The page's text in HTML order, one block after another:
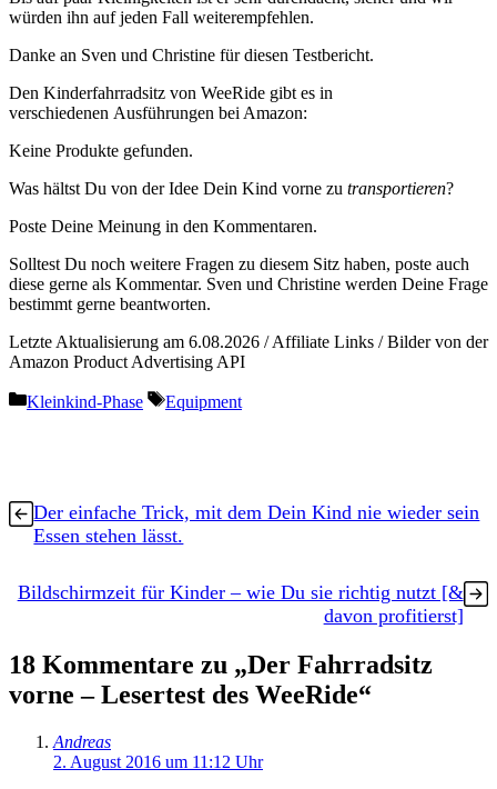
würden ihn auf jeden Fall weiterempfehlen.
Danke an Sven und Christine für diesen Testbericht.
Den Kinderfahrradsitz von WeeRide gibt es in
verschiedenen Ausführungen bei Amazon:
Keine Produkte gefunden.
Was hältst Du von der Idee Dein Kind vorne zu transportieren?
Poste Deine Meinung in den Kommentaren.
Solltest Du noch weitere Fragen zu diesem Sitz haben, poste auch
diese gerne als Kommentar. Sven und Christine werden Deine Frage
bestimmt gerne beantworten.
Letzte Aktualisierung am 6.08.2026 / Affiliate Links / Bilder von der
Amazon Product Advertising API
Kategorien
Kleinkind-Phase Schlagwörter
Equipment
Der einfache Trick, mit dem Dein Kind nie wieder sein
Essen stehen lässt.
Bildschirmzeit für Kinder – wie Du sie richtig nutzt [&
davon profitierst]
18 Kommentare zu „Der Fahrradsitz
vorne – Lesertest des WeeRide“
Andreas
2. August 2016 um 11:12 Uhr